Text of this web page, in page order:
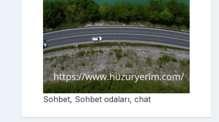
Sohbet, Sohbet odaları, chat